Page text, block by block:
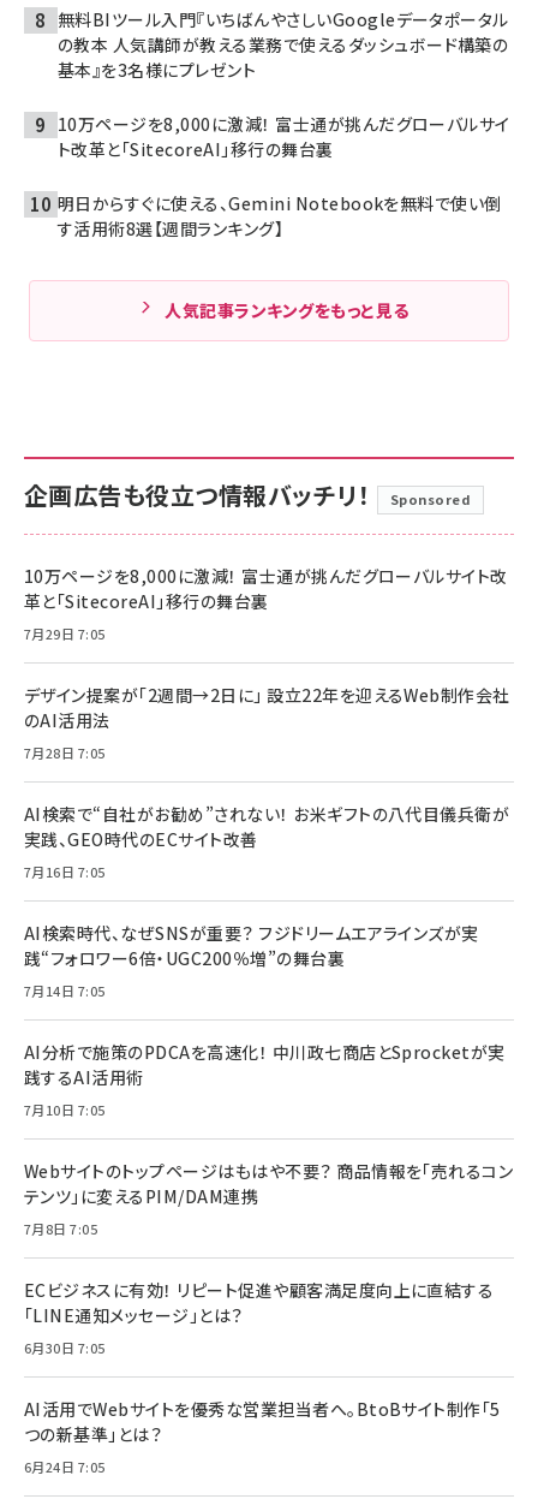
無料BIツール入門『いちばんやさしいGoogleデータポータル
の教本 人気講師が教える業務で使えるダッシュボード構築の
基本』を3名様にプレゼント
10万ページを8,000に激減！ 富士通が挑んだグローバルサイ
ト改革と「SitecoreAI」移行の舞台裏
明日からすぐに使える、Gemini Notebookを無料で使い倒
す活用術8選【週間ランキング】
人気記事ランキングをもっと見る
企画広告も役立つ情報バッチリ！ Sponsored
10万ページを8,000に激減！ 富士通が挑んだグローバルサイト改
革と「SitecoreAI」移行の舞台裏
7月29日 7:05
デザイン提案が「2週間→2日に」 設立22年を迎えるWeb制作会社
のAI活用法
7月28日 7:05
AI検索で“自社がお勧め”されない！ お米ギフトの八代目儀兵衛が
実践、GEO時代のECサイト改善
7月16日 7:05
AI検索時代、なぜSNSが重要？ フジドリームエアラインズが実
践“フォロワー6倍・UGC200％増”の舞台裏
7月14日 7:05
AI分析で施策のPDCAを高速化！ 中川政七商店とSprocketが実
践するAI活用術
7月10日 7:05
Webサイトのトップページはもはや不要？ 商品情報を「売れるコン
テンツ」に変えるPIM/DAM連携
7月8日 7:05
ECビジネスに有効！ リピート促進や顧客満足度向上に直結する
「LINE通知メッセージ」とは？
6月30日 7:05
AI活用でWebサイトを優秀な営業担当者へ。BtoBサイト制作「5
つの新基準」とは？
6月24日 7:05